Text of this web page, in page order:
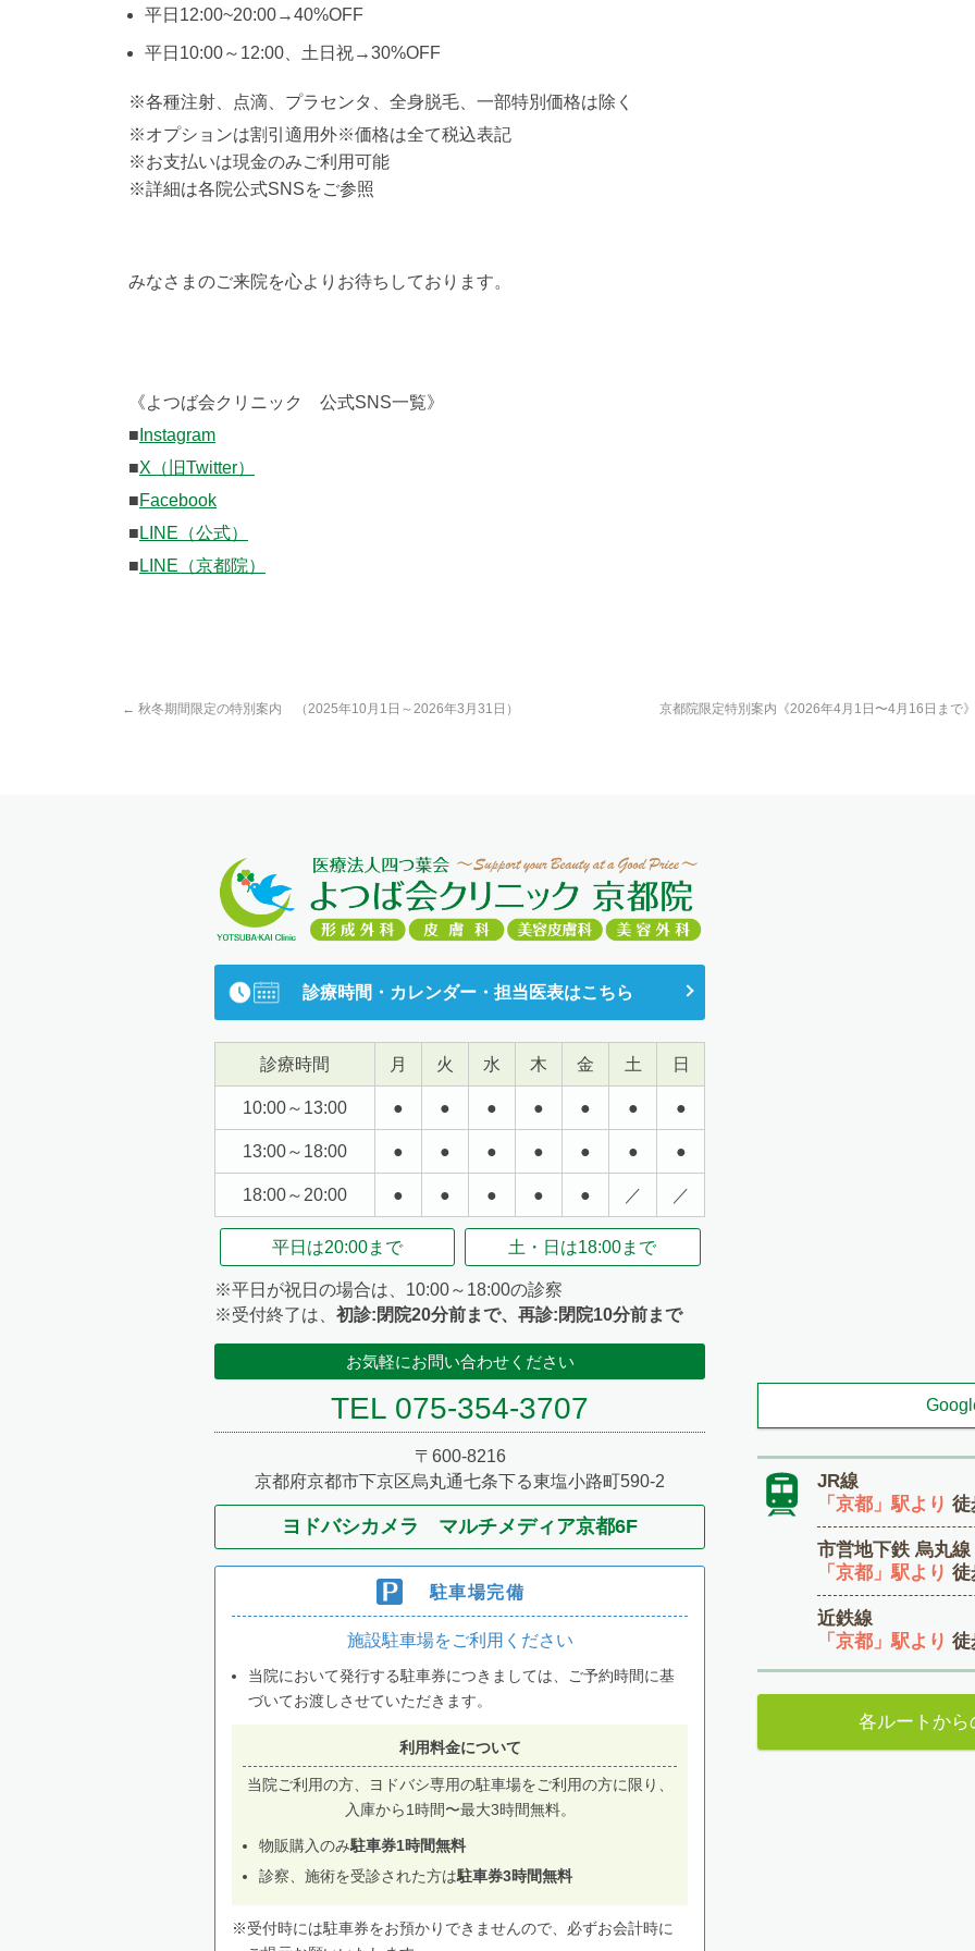
平日12:00~20:00→40%OFF
平日10:00～12:00、土日祝→30%OFF
※各種注射、点滴、プラセンタ、全身脱毛、一部特別価格は除く
※オプションは割引適用外※価格は全て税込表記
※お支払いは現金のみご利用可能
※詳細は各院公式SNSをご参照
みなさまのご来院を心よりお待ちしております。
《よつば会クリニック 公式SNS一覧》
■ Instagram
■X（旧Twitter）
■Facebook
■ LINE（公式）
■ LINE（京都院）
← 秋冬期間限定の特別案内 （2025年10月1日～2026年3月31日） 京都院限定特別案内《2026年4月1日〜4月16日まで
診療時間・カレンダー・担当医表はこちら
診療時間 月 火 水 木 金 土 日
10:00～13:00 ● ● ● ● ● ● ●
13:00～18:00 ● ● ● ● ● ● ●
18:00～20:00 ● ● ● ● ● ／ ／
平日は20:00まで 土・日は18:00まで
※平日が祝日の場合は、10:00～18:00の診察
※受付終了は、 初診:閉院20分前まで、再診:閉院10分前まで
お気軽にお問い合わせください
TEL 075-354-3707
〒600-8216
京都府京都市下京区烏丸通七条下る東塩小路町590-2
ヨドバシカメラ マルチメディア京都6F
駐車場完備
施設駐車場をご利用ください
当院において発行する駐車券につきましては、ご予約時間に基
づいてお渡しさせていただきます。
利用料金について
当院ご利用の方、ヨドバシ専用の駐車場をご利用の方に限り、
入庫から1時間〜最大3時間無料。
物販購入のみ駐車券1時間無料
診察、施術を受診された方は駐車券3時間無料
※受付時には駐車券をお預かりできませんので、必ずお会計時に
JR線
「京都」駅より 徒
市営地下鉄 烏丸線
「京都」駅より 徒
近鉄線
「京都」駅より 徒
各ルートか